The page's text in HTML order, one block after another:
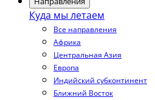
Куда мы летаем
Все направления
Африка
Центральная Азия
Европа
Индийский субконтинент
Ближний Восток